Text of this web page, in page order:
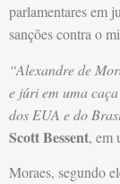
parlamentares em
sanções contra o
“Alexandre de
e júri em uma
dos EUA e do
Scott Bessent, em
Moraes, segundo